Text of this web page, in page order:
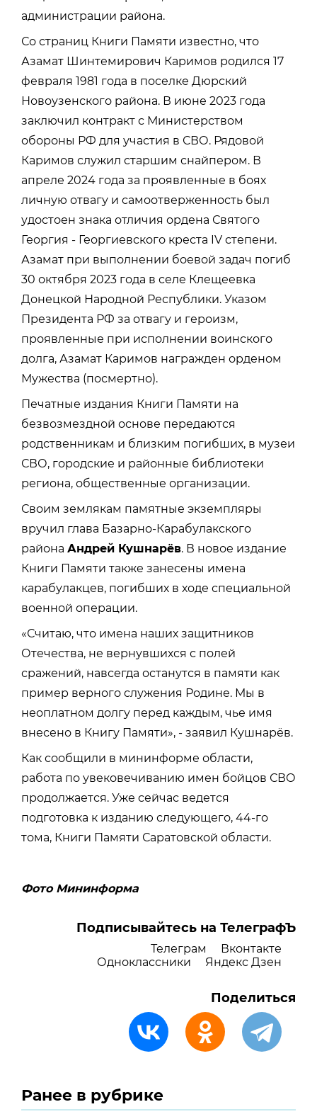
администрации района.
Со страниц Книги Памяти известно, что
Азамат Шинтемирович Каримов родился 17
февраля 1981 года в поселке Дюрский
Новоузенского района. В июне 2023 года
заключил контракт с Министерством
обороны РФ для участия в СВО. Рядовой
Каримов служил старшим снайпером. В
апреле 2024 года за проявленные в боях
личную отвагу и самоотверженность был
удостоен знака отличия ордена Святого
Георгия - Георгиевского креста IV степени.
Азамат при выполнении боевой задач погиб
30 октября 2023 года в селе Клещеевка
Донецкой Народной Республики. Указом
Президента РФ за отвагу и героизм,
проявленные при исполнении воинского
долга, Азамат Каримов награжден орденом
Мужества (посмертно).
Печатные издания Книги Памяти на
безвозмездной основе передаются
родственникам и близким погибших, в музеи
СВО, городские и районные библиотеки
региона, общественные организации.
Своим землякам памятные экземпляры
вручил глава Базарно-Карабулакского
района Андрей Кушнарёв. В новое издание
Книги Памяти также занесены имена
карабулакцев, погибших в ходе специальной
военной операции.
«Считаю, что имена наших защитников
Отечества, не вернувшихся с полей
сражений, навсегда останутся в памяти как
пример верного служения Родине. Мы в
неоплатном долгу перед каждым, чье имя
внесено в Книгу Памяти», - заявил Кушнарёв.
Как сообщили в мининформе области,
работа по увековечиванию имен бойцов СВО
продолжается. Уже сейчас ведется
подготовка к изданию следующего, 44-го
тома, Книги Памяти Саратовской области.
Фото Мининформа
Подписывайтесь на ТелеграфЪ
Телеграм
Вконтакте
Одноклассники
Яндекс Дзен
Поделиться
Ранее в рубрике